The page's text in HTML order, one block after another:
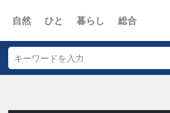
自然 ひと 暮らし 総合